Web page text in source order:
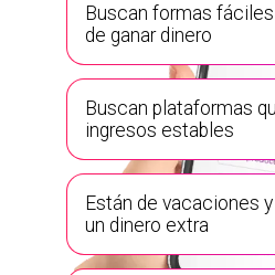
Buscan formas
de ganar dinero
Buscan plataformas
ingresos estables
Están de vacaciones
un dinero extra